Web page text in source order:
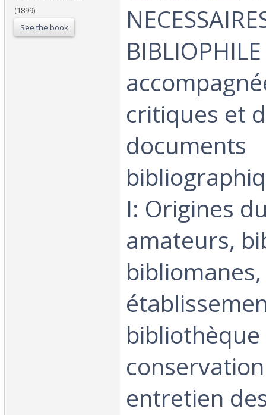
(1899)
See the book
BIBLIOPHILE
critiques et
documents
I: Origines
amateurs,
bibliomanes,
entretien